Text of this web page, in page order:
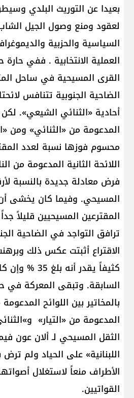
بعيدا عن التوريث البلدي
لعقود ومنع وصول الجيل الشاب
السياسية والحزبية
العملية الانتخابية . ففي
القرى المسيحية في ساحل
الضاحية الجنوبية تتنافس
أحادية «الثنائي الشيعي». لكن
المدعومة من «الثنائي» ومن
محسوم فوزها نسبة لعدد
اللائحة الثانية المدعومة من
فرض معادلة جديدة بالنسبة
المسيحي. وفيما كان يخشى
المقترعين المسيحيين قليلاً
ترافق التواجد في الضاحية
الاقتراع أثبتت عكس ذلك
كثيفاً يقدر
السابقة. وتبقى المعركة في
بالمخاتير بين اللوائح
المدعومة من «التيار»
الثقل المسيحي لـ ألان عون
اللبنانية» على الحياد ولم
الأطراف منعاً لاستغلال
القواتيين.